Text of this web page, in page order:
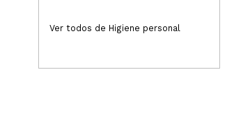
Ver todos de Higiene personal